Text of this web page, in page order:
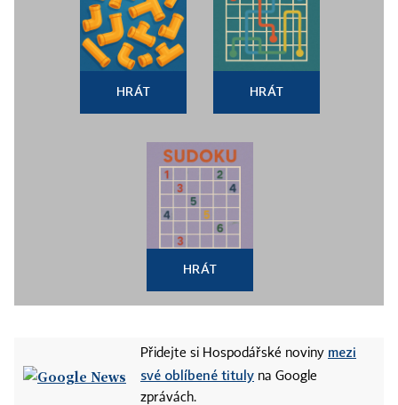
HRÁT HRÁT
HRÁT
Přidejte si Hospodářské noviny mezi
své oblíbené tituly na Google
zprávách.